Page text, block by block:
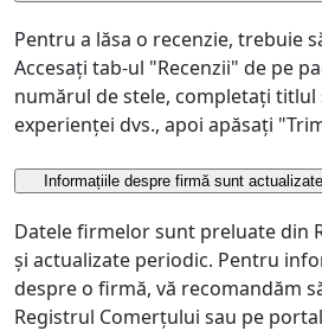
Pentru a lăsa o recenzie, trebuie
Accesați tab-ul "Recenzii" de pe
numărul de stele, completați titlul
experienței dvs., apoi apăsați
Informațiile despre firmă sunt
Datele firmelor sunt preluate din
și actualizate periodic. Pentru
despre o firmă, vă recomandăm
Registrul Comerțului sau pe